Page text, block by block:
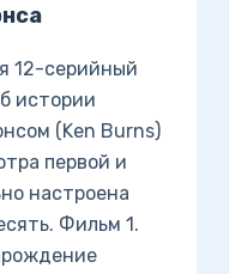
12-серийный
истории
(Ken Burns)
первой и
настроена
Фильм 1.